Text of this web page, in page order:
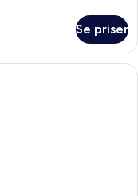
Se priser